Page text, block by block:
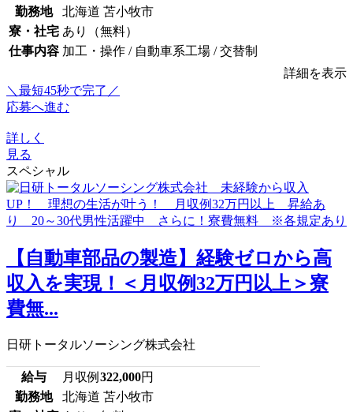
勤務地
北海道 苫小牧市
寮・社宅 あり（無料）
仕事内容 加工・操作 / 自動車系工場 / 交替制
詳細を表示
＼最短45秒で完了／
応募へ進む
詳しく
見る
スペシャル
【自動車部品の製造】経験ゼロから高
収入を実現！＜月収例32万円以上＞寮
費無...
日研トータルソーシング株式会社
給与 月収例 322,000円
勤務地
北海道 苫小牧市